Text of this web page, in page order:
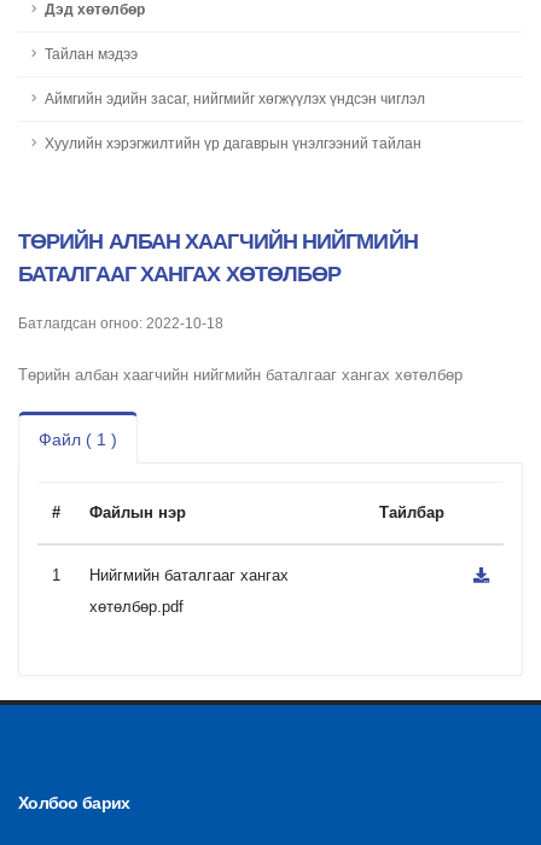
Дэд хөтөлбөр
Тайлан мэдээ
Аймгийн эдийн засаг, нийгмийг хөгжүүлэх үндсэн чиглэл
Хуулийн хэрэгжилтийн үр дагаврын үнэлгээний тайлан
ТӨРИЙН АЛБАН ХААГЧИЙН НИЙГМИЙН
БАТАЛГААГ ХАНГАХ ХӨТӨЛБӨР
Батлагдсан огноо: 2022-10-18
Төрийн албан хаагчийн нийгмийн баталгааг хангах хөтөлбөр
Файл ( 1 )
# Файлын нэр Тайлбар
1
Нийгмийн баталгааг хангах
хөтөлбөр.pdf
Холбоо барих